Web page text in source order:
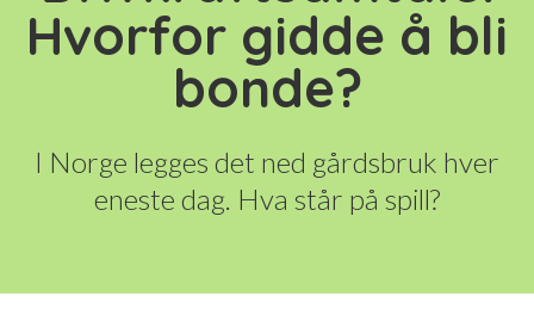
Hvorfor gidde å bli
bonde?
I Norge legges det ned gårdsbruk hver
eneste dag. Hva står på spill?